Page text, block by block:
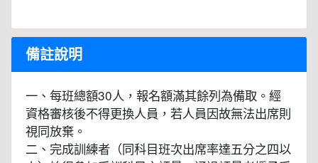
備註說明
一、每班總額30人，報名額滿其餘列為備取。經
資格審核後不得更換人員，若人員因故無法出席則
視同放棄。
二、完成訓練者（同科目班次出席率達五分之四以